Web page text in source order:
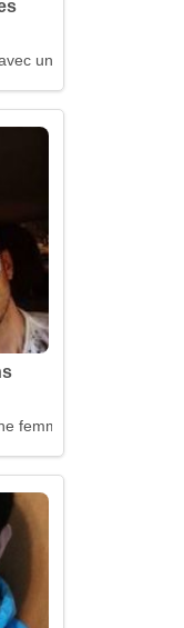
une âme ouverte
femme